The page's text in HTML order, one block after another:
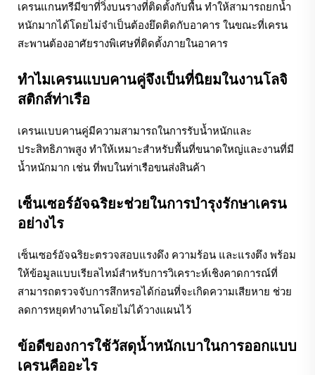
เครนแกนทรีมีขาที่วิ่งบนรางที่ติดตั้งกับพื้น ทำให้สามารถยกน้ำ
หนักมากได้โดยไม่จำเป็นต้องยึดติดกับอาคาร ในขณะที่เครน
สะพานต้องอาศัยรางพิเศษที่ติดตั้งภายในอาคาร
ทำไมเครนแบบคานคู่จึงเป็นที่นิยมในงานโลจิ
สติกส์ท่าเรือ
เครนแบบคานคู่มีความสามารถในการรับน้ำหนักและ
ประสิทธิภาพสูง ทำให้เหมาะสำหรับพื้นที่ขนาดใหญ่และงานที่มี
น้ำหนักมาก เช่น ที่พบในท่าเรือขนส่งสินค้า
เซ็นเซอร์อัจฉริยะช่วยในการบำรุงรักษาเครน
อย่างไร
เซ็นเซอร์อัจฉริยะตรวจสอบแรงดึง ความร้อน และแรงตึง พร้อม
ให้ข้อมูลแบบเรียลไทม์สำหรับการวิเคราะห์เชิงคาดการณ์ที่
สามารถตรวจจับการสึกหรอได้ก่อนที่จะเกิดความเสียหาย ช่วย
ลดการหยุดทำงานโดยไม่ได้วางแผนไว้
ข้อดีของการใช้วัสดุน้ำหนักเบาในการออกแบบ
เครนคืออะไร